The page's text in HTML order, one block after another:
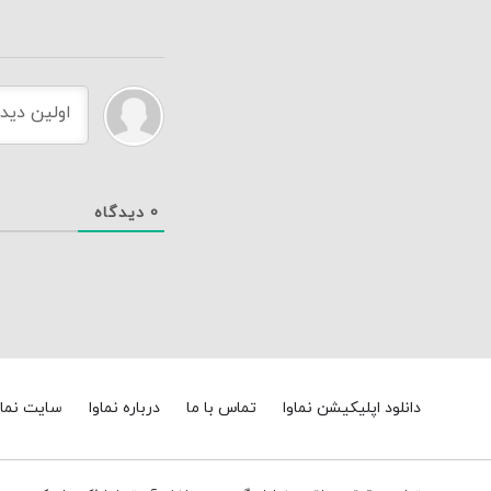
0 دیدگاه
دانلود اپلیکیشن نماوا تماس با ما درباره نماوا سایت